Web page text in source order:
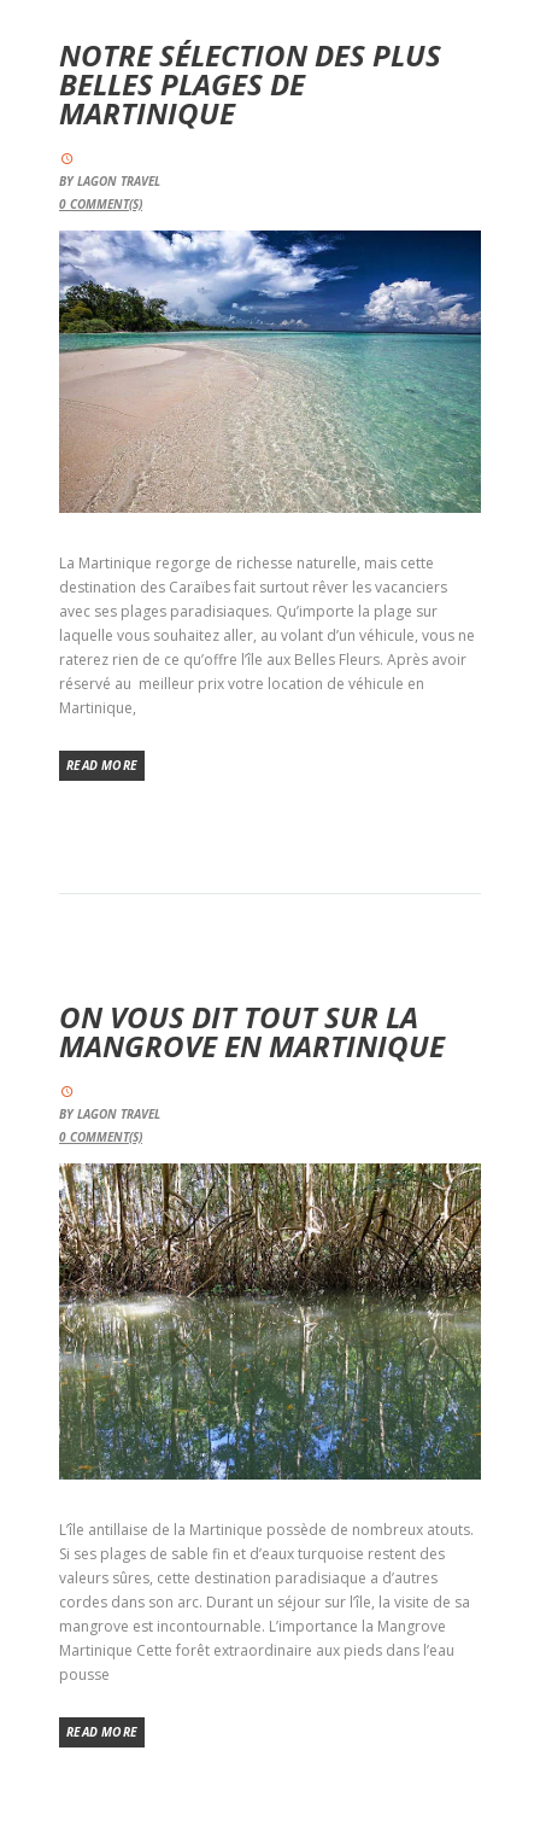
NOTRE SÉLECTION DES PLUS
BELLES PLAGES DE
MARTINIQUE
BYLAGON TRAVEL
0 COMMENT(S)
La Martinique regorge de richesse naturelle, mais cette
destination des Caraïbes fait surtout rêver les vacanciers
avec ses plages paradisiaques. Qu’importe la plage sur
laquelle vous souhaitez aller, au volant d’un véhicule, vous ne
raterez rien de ce qu’offre l’île aux Belles Fleurs. Après avoir
réservé au meilleur prix votre location de véhicule en
Martinique,
READ MORE
ON VOUS DIT TOUT SUR LA
MANGROVE EN MARTINIQUE
BYLAGON TRAVEL
0 COMMENT(S)
L’île antillaise de la Martinique possède de nombreux atouts.
Si ses plages de sable fin et d’eaux turquoise restent des
valeurs sûres, cette destination paradisiaque a d’autres
cordes dans son arc. Durant un séjour sur l’île, la visite de sa
mangrove est incontournable. L’importance la Mangrove
Martinique Cette forêt extraordinaire aux pieds dans l’eau
pousse
READ MORE